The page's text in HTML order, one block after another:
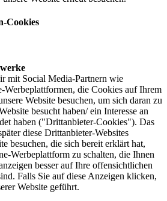
Cookies
mit Social Media-Partnern wie
Werbeplattformen, die Cookies auf Ihrem
Website besuchen, um sich daran zu
besucht haben/ ein Interesse an
haben ("Drittanbieter-Cookies"). Das
diese Drittanbieter-Websites
besuchen, die sich bereit erklärt hat,
Werbeplattform zu schalten, die Ihnen
besser auf Ihre offensichtlichen
Falls Sie auf diese Anzeigen klicken,
Website geführt.